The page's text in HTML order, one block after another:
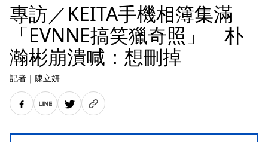
專訪／KEITA手機相簿集滿
「EVNNE搞笑獵奇照」 朴
瀚彬崩潰喊：想刪掉
記者 ｜ 陳立妍